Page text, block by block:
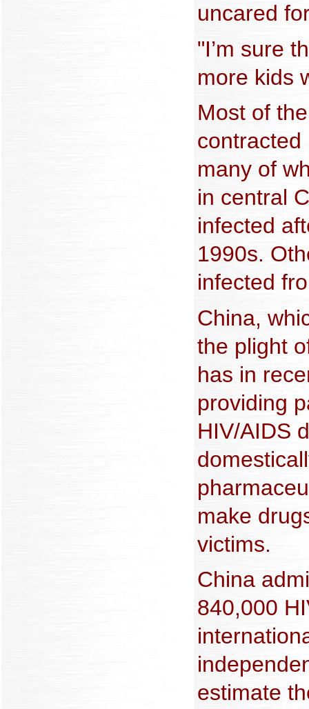
uncared
"I’m sure
more kids
Most of
contracted
many of
in central
infected
1990s.
infected
China,
the plight
has in
providing
HIV/AIDS
make
victims.
China
840,000
estimate